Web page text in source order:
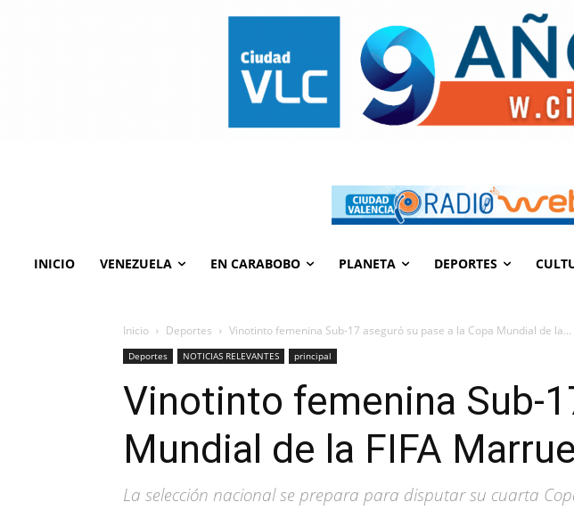
INICIO VENEZUELA EN CARABOBO PLANETA DEPORTES
Inicio Deportes Vinotinto femenina Sub-17 aseguró su pase a la Copa Mundial de la...
Deportes NOTICIAS RELEVANTES principal
Vinotinto femenina Sub-
Mundial de la FIFA
La selección nacional se prepara para disputar su cuarta